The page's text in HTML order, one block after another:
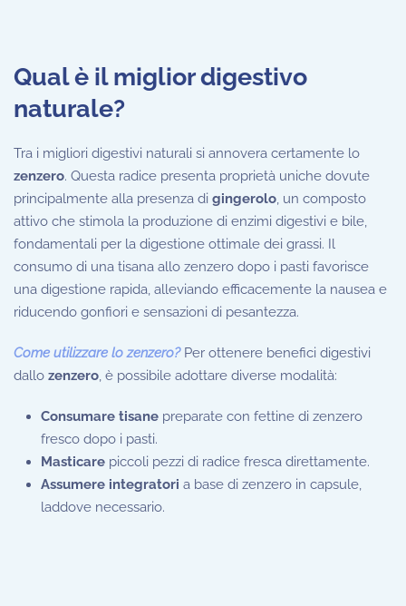
Qual è il miglior digestivo
naturale?
Tra i migliori digestivi naturali si annovera certamente lo
zenzero. Questa radice presenta proprietà uniche dovute
principalmente alla presenza di gingerolo, un composto
attivo che stimola la produzione di enzimi digestivi e bile,
fondamentali per la digestione ottimale dei grassi. Il
consumo di una tisana allo zenzero dopo i pasti favorisce
una digestione rapida, alleviando efficacemente la nausea e
riducendo gonfiori e sensazioni di pesantezza.
Come utilizzare lo zenzero? Per ottenere benefici digestivi
dallo zenzero, è possibile adottare diverse modalità:
Consumare tisane preparate con fettine di zenzero
fresco dopo i pasti.
Masticare piccoli pezzi di radice fresca direttamente.
Assumere integratori a base di zenzero in capsule,
laddove necessario.